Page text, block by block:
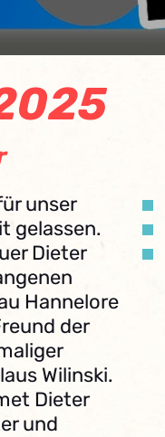
unser
gelassen.
Dieter
Hannelore
der
Wilinski.
Dieter
und